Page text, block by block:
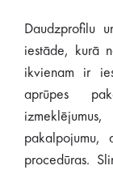
Daudzprofilu
iestāde, kurā
ikvienam ir
aprūpes
pakalpojumu,
procedūras.